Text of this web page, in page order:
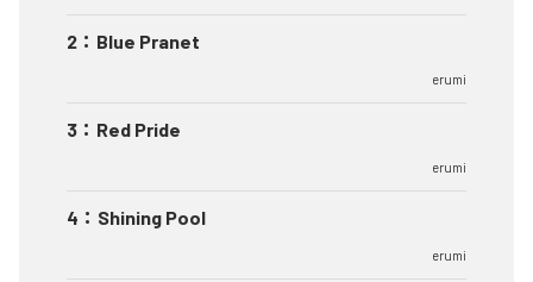
2 ： Blue Pranet
erumi
3 ： Red Pride
erumi
4 ： Shining Pool
erumi